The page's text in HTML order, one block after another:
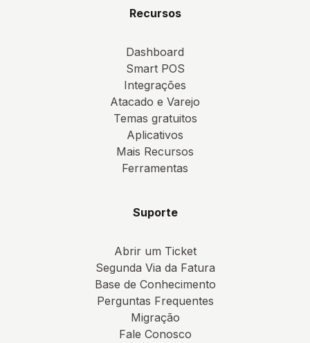
Recursos
Dashboard
Smart POS
Integrações
Atacado e Varejo
Temas gratuitos
Aplicativos
Mais Recursos
Ferramentas
Suporte
Abrir um Ticket
Segunda Via da Fatura
Base de Conhecimento
Perguntas Frequentes
Migração
Fale Conosco